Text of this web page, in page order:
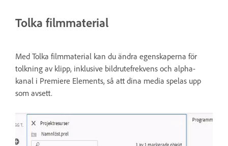
Tolka filmmaterial
Med Tolka filmmaterial kan du ändra egenskaperna för
tolkning av klipp, inklusive bildrutefrekvens och alpha-
kanal i Premiere Elements, så att dina media spelas upp
som avsett.